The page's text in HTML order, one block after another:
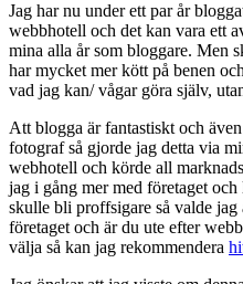
Jag har nu under ett par år
webbhotell och det kan vara ett
mina alla år som bloggare. Men
har mycket mer kött på benen
vad jag kan/ vågar göra själv,
Att blogga är fantastiskt och
fotograf så gjorde jag detta via
webhotell och körde all
jag i gång mer med företaget
skulle bli proffsigare så valde
företaget och är du ute efter
välja så kan jag rekommendera